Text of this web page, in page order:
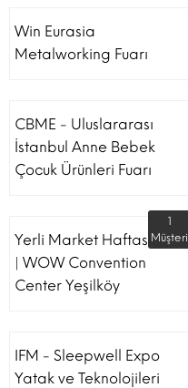
Win Eurasia
Metalworking Fuarı
CBME - Uluslararası
İstanbul Anne Bebek
Çocuk Ürünleri Fuarı
Yerli Market Haftası Fuarı
| WOW Convention
Center Yeşilköy
1
Müşteri
IFM - Sleepwell Expo
Yatak ve Teknolojileri